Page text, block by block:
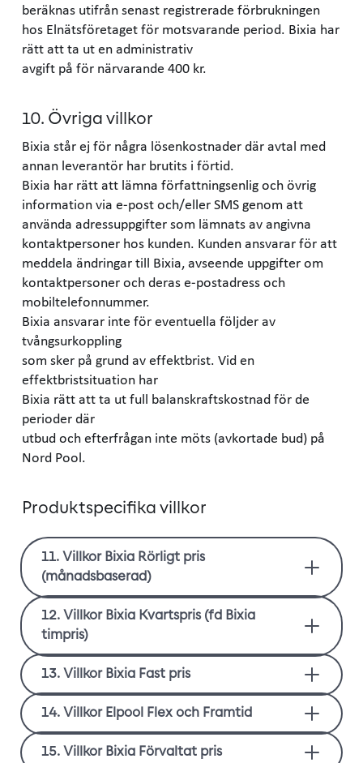
beräknas utifrån senast registrerade förbrukningen
hos Elnätsföretaget för motsvarande period. Bixia har
rätt att ta ut en administrativ
avgift på för närvarande 400 kr.
10. Övriga villkor
Bixia står ej för några lösenkostnader där avtal med
annan leverantör har brutits i förtid.
Bixia har rätt att lämna författningsenlig och övrig
information via e-post och/eller SMS genom att
använda adressuppgifter som lämnats av angivna
kontaktpersoner hos kunden. Kunden ansvarar för att
meddela ändringar till Bixia, avseende uppgifter om
kontaktpersoner och deras e-postadress och
mobiltelefonnummer.
Bixia ansvarar inte för eventuella följder av
tvångsurkoppling
som sker på grund av effektbrist. Vid en
effektbristsituation har
Bixia rätt att ta ut full balanskraftskostnad för de
perioder där
utbud och efterfrågan inte möts (avkortade bud) på
Nord Pool.
Produktspecifika villkor
11. Villkor Bixia Rörligt pris
(månadsbaserad)
Elpriset per kWh fastställs i efterhand för varje
kalendermånad. Elpriset utgörs av den nordiska
elbörsen Nord Pools medelspotpris för aktuell
månad och elområde för respektive
leveranspunkt.
Rörliga kostnader tillkommer och innefattar
profilkostnad (kostnad för förbrukningsprofilen
för samtliga Bixias månadsprissatta
12. Villkor Bixia Kvartspris (fd Bixia
timpris)
Bixia Kvartspris förutsätter att anläggningens
elförbrukning mäts varje kvart. I det fall
leverans enligt Avtalet startar innan mätningen
av anläggningen är anpassad av nätbolaget
tillämpas villkoren för Bixia Rörligt pris fram
13. Villkor Bixia Fast pris
Avtalat elpris och fast avgift, för respektive
leveranspunkt i aktuellt elområde, gäller under
överenskommen avtalsperiod. Kostnad för
14. Villkor Elpool Flex och Framtid
Produkten innebär att Kunden ingår i en
15. Villkor Bixia Förvaltat pris